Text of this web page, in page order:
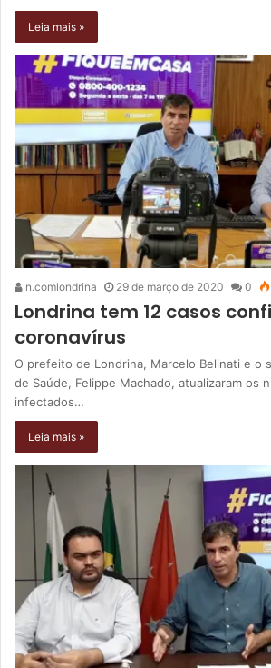
Leia mais »
n.comlondrina 29 de março de 2020 0
Londrina tem 12 casos
coronavírus
O prefeito de Londrina, Marcelo Belinati e o
de Saúde, Felippe Machado, atualizaram os
infectados…
Leia mais »